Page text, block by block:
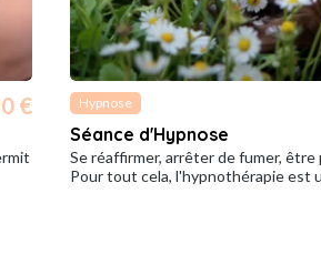
€ Hypnose
Séance d'Hypnose
Se réaffirmer, arrêter de fumer, être
Pour tout cela, l'hypnothérapie est